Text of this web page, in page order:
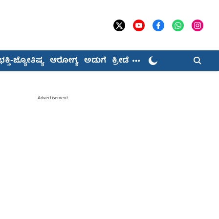
ಜ್ಯೋತಿಷ್ಯ ಆರೋಗ್ಯ ಅಡುಗೆ ಕ್ರೀಡೆ
Advertisement